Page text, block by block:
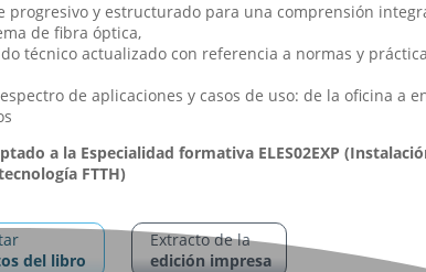
progresivo y estructurado para una comprensión
de fibra óptica,
técnico actualizado con referencia a normas y
de aplicaciones y casos de uso: de la oficina a
a la Especialidad formativa ELES02EXP
FTTH)
del libro
Extracto de la
edición impresa